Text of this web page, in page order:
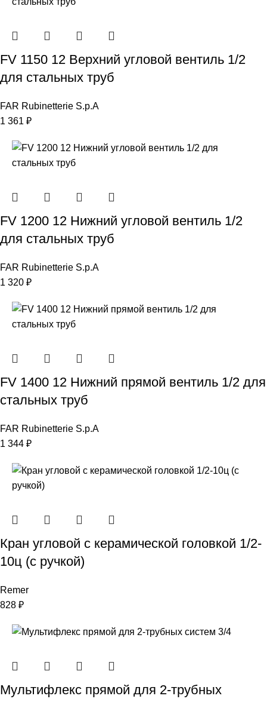
FV 1150 12 Верхний угловой вентиль 1/2
для стальных труб
FAR Rubinetterie S.p.A
1 361 ₽
FV 1200 12 Нижний угловой вентиль 1/2
для стальных труб
FAR Rubinetterie S.p.A
1 320 ₽
FV 1400 12 Нижний прямой вентиль 1/2 для
стальных труб
FAR Rubinetterie S.p.A
1 344 ₽
Кран угловой с керамической головкой 1/2-
10ц (с ручкой)
Remer
828 ₽
Мультифлекс прямой для 2-трубных